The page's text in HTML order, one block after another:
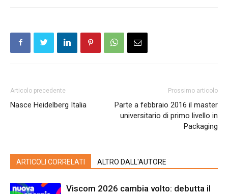
Articolo precedente
Nasce Heidelberg Italia
Prossimo articolo
Parte a febbraio 2016 il master
universitario di primo livello in
Packaging
ARTICOLI CORRELATI ALTRO DALL'AUTORE
Viscom 2026 cambia volto: debutta il